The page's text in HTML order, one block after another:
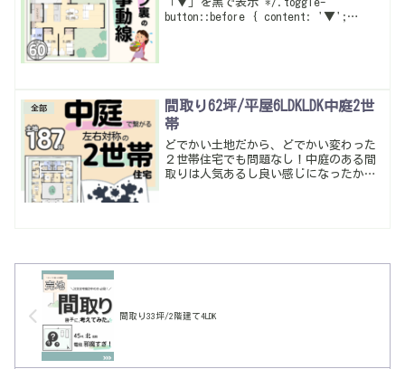
「▼」を黒で表示 */.toggle-
button::before { content: '▼';
全部
間取り62坪/平屋6LDKLDK中庭2世
帯
どでかい土地だから、どでかい変わった
２世帯住宅でも問題なし！中庭のある間
取りは人気あるし良い感じになったかな
間取り33坪/2階建て4LDK